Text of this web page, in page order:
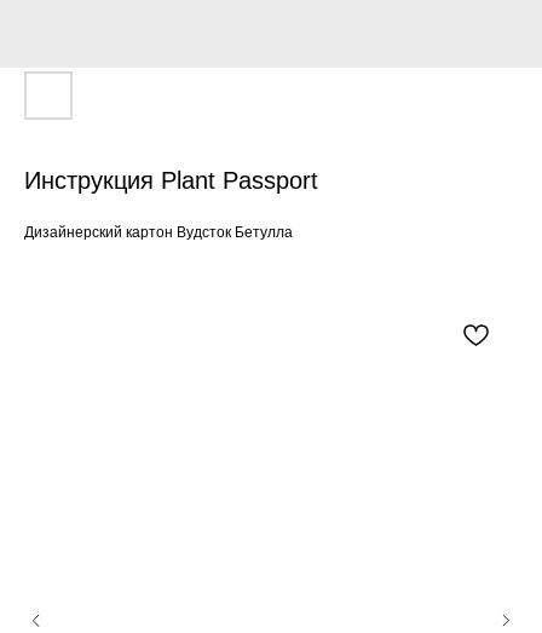
Инструкция Plant Passport
Дизайнерский картон Вудсток Бетулла